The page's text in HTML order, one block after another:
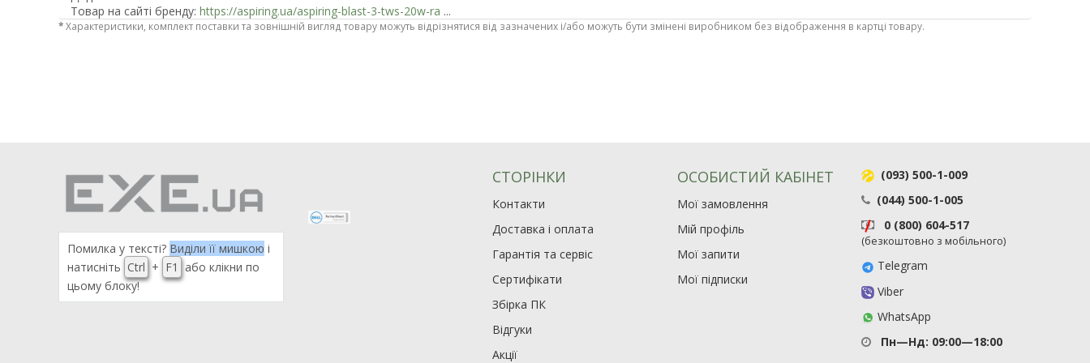
Товар на сайті бренду: https://aspiring.ua/aspiring-blast-3-tws-20w-ra ...
*Характеристики, комплект поставки та зовнішній вигляд товару можуть відрізнятися від зазначених і/або можуть бути змінені виробником без відображення в картці товару.
Помилка у тексті? Виділи її мишкою і
натисніть Ctrl + F1
або клікни по
цьому блоку!
СТОРІНКИ
Контакти
Доставка і оплата
Гарантія та сервіс
Сертифікати
Збірка ПК
Відгуки
Акції
ОСОБИСТИЙ КАБІНЕТ
Мої замовлення
Мій профіль
Мої запити
Мої підписки
(093) 500-1-009
(044) 500-1-005
0 (800) 604-517
(безкоштовно з мобільного)
Telegram
Viber
WhatsApp
Пн—Нд: 09:00—18:00